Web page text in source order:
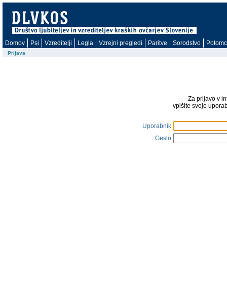
Domov Psi Vzreditelji Legla Vzrejni pregledi Paritve Sorodstvo
Prijava
Za prijavo v
vpišite svoje
Uporabnik
Geslo